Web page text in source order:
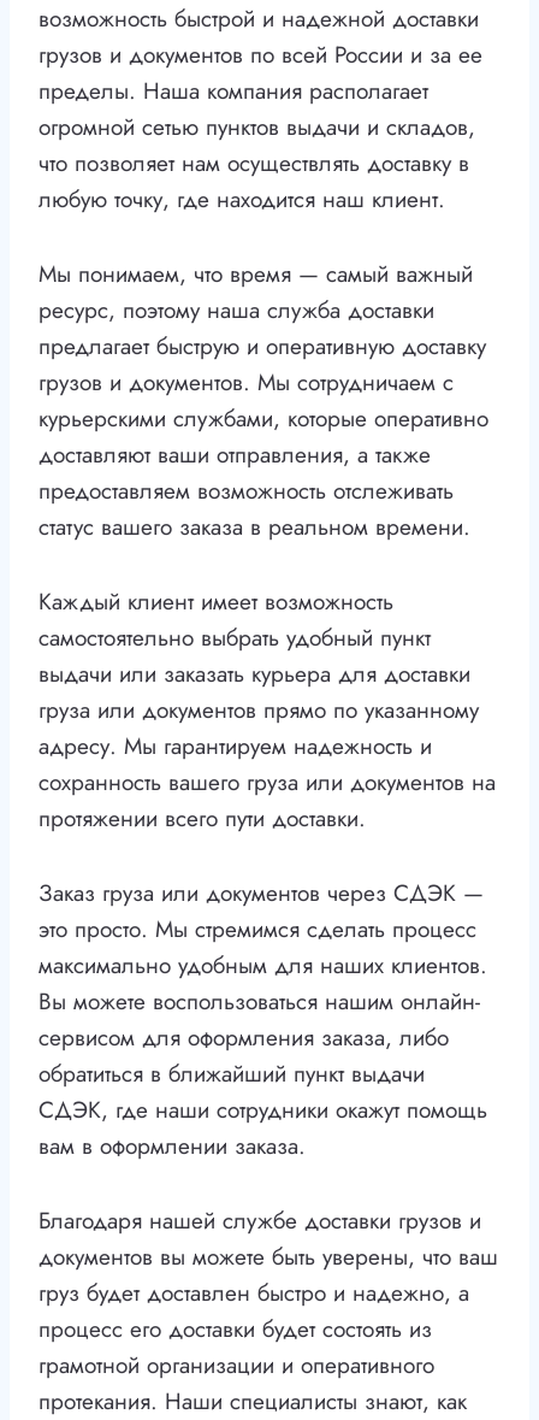
возможность быстрой и надежной доставки
грузов и документов по всей России и за ее
пределы. Наша компания располагает
огромной сетью пунктов выдачи и складов,
что позволяет нам осуществлять доставку в
любую точку, где находится наш клиент.
Мы понимаем, что время — самый важный
ресурс, поэтому наша служба доставки
предлагает быструю и оперативную доставку
грузов и документов. Мы сотрудничаем с
курьерскими службами, которые оперативно
доставляют ваши отправления, а также
предоставляем возможность отслеживать
статус вашего заказа в реальном времени.
Каждый клиент имеет возможность
самостоятельно выбрать удобный пункт
выдачи или заказать курьера для доставки
груза или документов прямо по указанному
адресу. Мы гарантируем надежность и
сохранность вашего груза или документов на
протяжении всего пути доставки.
Заказ груза или документов через СДЭК —
это просто. Мы стремимся сделать процесс
максимально удобным для наших клиентов.
Вы можете воспользоваться нашим онлайн-
сервисом для оформления заказа, либо
обратиться в ближайший пункт выдачи
СДЭК, где наши сотрудники окажут помощь
вам в оформлении заказа.
Благодаря нашей службе доставки грузов и
документов вы можете быть уверены, что ваш
груз будет доставлен быстро и надежно, а
процесс его доставки будет состоять из
грамотной организации и оперативного
протекания. Наши специалисты знают, как